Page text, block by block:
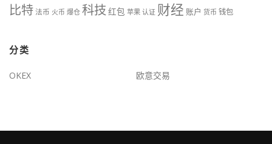
比特法币 火币 爆仓 科技 红包 苹果 认证 财经 账户 货币 钱包
分类
OKEX 欧意交易